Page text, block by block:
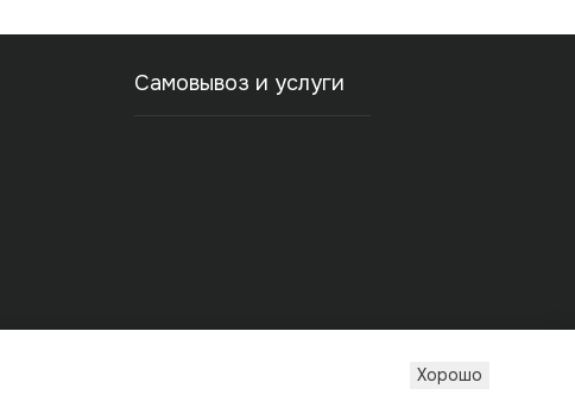
Самовывоз и услуги
Хорошо